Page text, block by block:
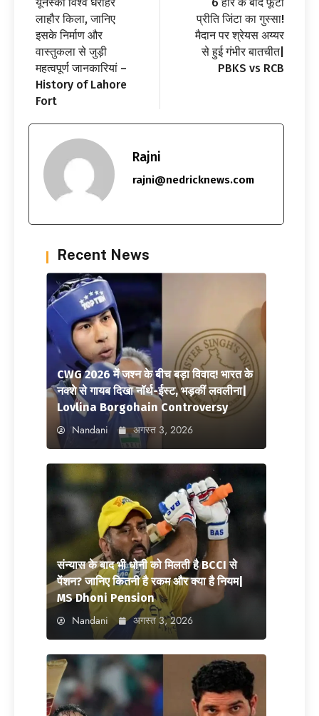
लाहौर किला, जानिए
इसके निर्माण और
वास्तुकला से जुड़ी
महत्वपूर्ण जानकारियां –
History of Lahore
Fort
प्रीति जिंटा का गुस्सा!
मैदान पर श्रेयस अय्यर
से हुई गंभीर बातचीत|
PBKS vs RCB
Rajni
rajni@nedricknews.com
Recent News
CWG 2026 में जश्न के बीच बड़ा विवाद! भारत के
नक्शे से गायब दिखा नॉर्थ-ईस्ट, भड़कीं लवलीना|
Lovlina Borgohain Controversy
Nandani अगस्त 3, 2026
संन्यास के बाद भी धोनी को मिलती है BCCI से
पेंशन? जानिए कितनी है रकम और क्या है नियम|
MS Dhoni Pension
Nandani अगस्त 3, 2026